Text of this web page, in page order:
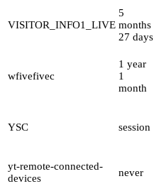
VISITOR_INFO1_LIVE
5
months
27 days
wfivefivec
1 year
1
month
YSC session
yt-remote-connected-
devices
never